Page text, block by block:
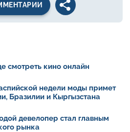
смотреть кино онлайн
недели моды примет
Бразилии и Кыргызстана
девелопер стал главным
рынка